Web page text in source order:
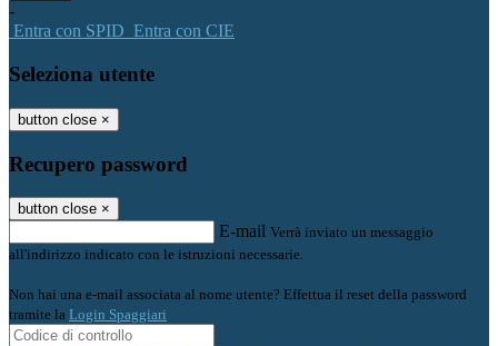
-
Entra con SPID Entra con CIE
Seleziona utente
button close ×
Recupero password
button close ×
E-mail Verrà inviato un messaggio
all'indirizzo indicato con le istruzioni necessarie.
Non hai una e-mail associata al nome utente? Effettua il reset della password
tramite la Login Spaggiari